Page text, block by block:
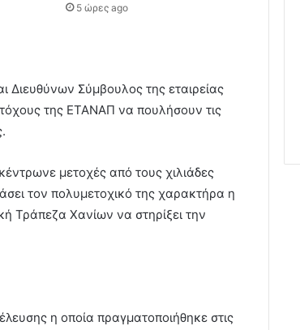
5 ώρες ago
Σύμβουλος της εταιρείας
της ΕΤΑΝΑΠ να πουλήσουν τις
μετοχές από τους χιλιάδες
τον πολυμετοχικό της χαρακτήρα η
Τράπεζα Χανίων να στηρίξει την
η οποία πραγματοποιήθηκε στις